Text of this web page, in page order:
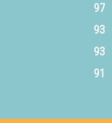
97
93
93
91